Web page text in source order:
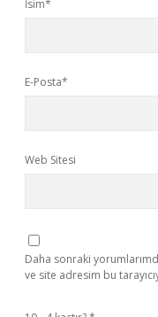
İsim*
E-Posta*
Web Sitesi
Daha sonraki
ve site adresim bu